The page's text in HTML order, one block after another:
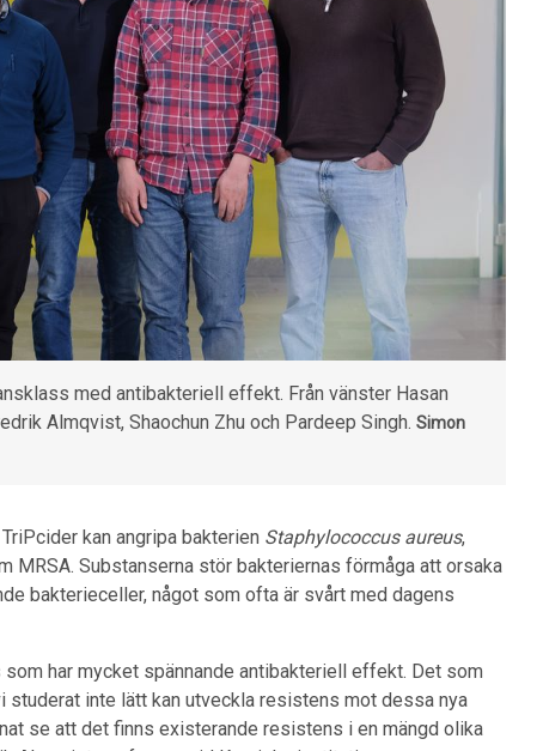
med antibakteriell effekt. Från vänster Hasan
Almqvist, Shaochun Zhu och Pardeep Singh. Simon
kan angripa bakterien Staphylococcus aureus,
MRSA. Substanserna stör bakteriernas förmåga att orsaka
bakterieceller, något som ofta är svårt med dagens
har mycket spännande antibakteriell effekt. Det som
inte lätt kan utveckla resistens mot dessa nya
se att det finns existerande resistens i en mängd olika